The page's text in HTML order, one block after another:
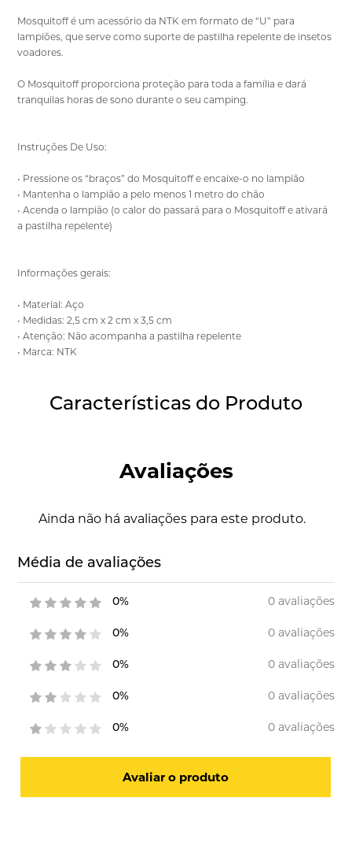
Mosquitoff é um acessório da NTK em formato de “U” para
lampiões, que serve como suporte de pastilha repelente de insetos
voadores.
O Mosquitoff proporciona proteção para toda a família e dará
tranquilas horas de sono durante o seu camping.
Instruções De Uso:
• Pressione os “braços” do Mosquitoff e encaixe-o no lampião
• Mantenha o lampião a pelo menos 1 metro do chão
• Acenda o lampião (o calor do passará para o Mosquitoff e ativará
a pastilha repelente)
Informações gerais:
• Material: Aço
• Medidas: 2,5 cm x 2 cm x 3,5 cm
• Atenção: Não acompanha a pastilha repelente
• Marca: NTK
Características do Produto
Avaliações
Ainda não há avaliações para este produto.
Média de avaliações
0% 0 avaliações
0% 0 avaliações
0% 0 avaliações
0% 0 avaliações
0% 0 avaliações
Avaliar o produto